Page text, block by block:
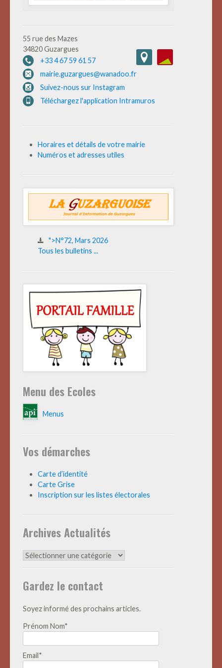
55 rue des Mazes
34820 Guzargues
+33 4 67 59 61 57
mairie.guzargues@wanadoo.fr
Suivez-nous sur Instagram
Téléchargez l'application Intramuros
Horaires et détails de votre mairie
Numéros et adresses utiles
">N°72, Mars 2026
Tous les bulletins ...
Menu des Ecoles
Menus
Vos démarches
Carte d’identité
Carte Grise
Inscription sur les listes électorales
Archives Actualités
Archives
Gardez le contact
Soyez informé des prochains articles.
Prénom Nom*
Email*